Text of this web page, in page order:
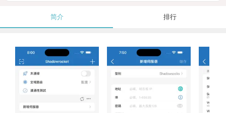
简介 排行